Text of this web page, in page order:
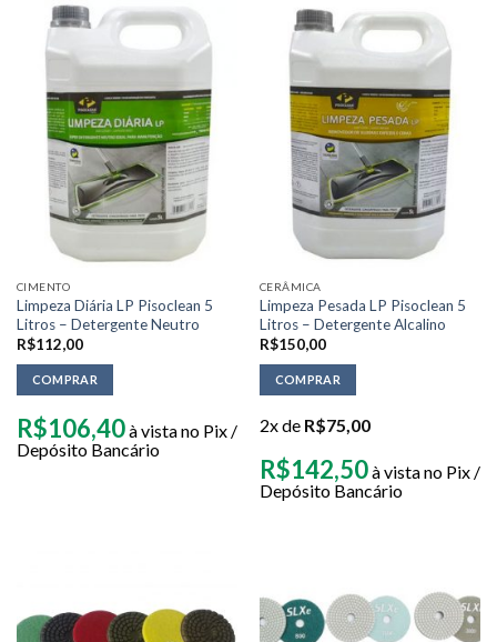
CIMENTO
Limpeza Diária LP Pisoclean 5
Litros – Detergente Neutro
R$112,00
COMPRAR
R$106,40à vista no Pix /
Depósito Bancário
CERÂMICA
Limpeza Pesada LP Pisoclean 5
Litros – Detergente Alcalino
R$150,00
COMPRAR
2x de R$75,00
R$142,50à vista no Pix /
Depósito Bancário